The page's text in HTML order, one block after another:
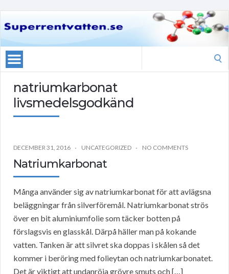
natriumkarbonat
livsmedelsgodkänd
DECEMBER 31, 2016 UNCATEGORIZED NO COMMENTS
Natriumkarbonat
Många använder sig av natriumkarbonat för att avlägsna
beläggningar från silverföremål. Natriumkarbonat strös
över en bit aluminiumfolie som täcker botten på
förslagsvis en glasskål. Därpå häller man på kokande
vatten. Tanken är att silvret ska doppas i skålen så det
kommer i beröring med folieytan och natriumkarbonatet.
Det är viktigt att undanröja grövre smuts och […]